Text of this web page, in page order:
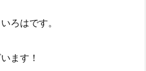
ろはです。
ます！